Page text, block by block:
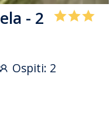
- 2
Ospiti: 2